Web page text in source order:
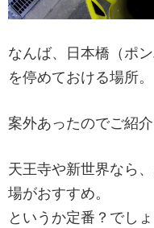
なんば、日本橋（ポ
を停めておける場所。
案外あったのでご紹介
天王寺や新世界なら
場がおすすめ。
というか定番？でしょ